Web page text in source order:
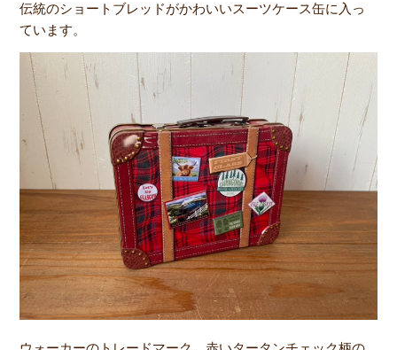
伝統のショートブレッドがかわいいスーツケース缶に入っ
ています。